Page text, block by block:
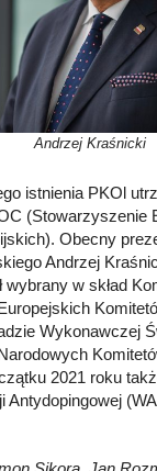
Andrzej Kraśnicki
istnienia PKOl
(Stowarzyszenie
Obecny
Andrzej
wybrany w skład
Wykonawczej
2021 roku
Antydopingowej